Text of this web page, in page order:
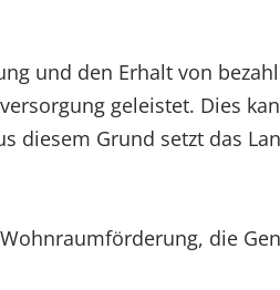
und den Erhalt von
geleistet. Dies
diesem Grund setzt das
die